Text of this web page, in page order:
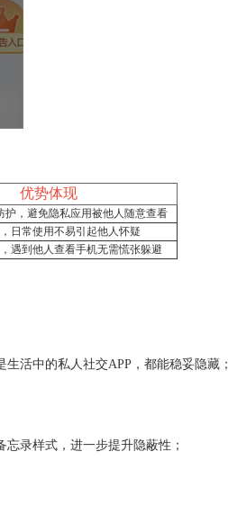
优势体现
护，避免隐私应用被他人随意查看
日常使用不易引起他人怀疑
遇到他人查看手机无需慌张躲避
活中的私人社交APP，都能稳妥隐藏；
录样式，进一步提升隐蔽性；